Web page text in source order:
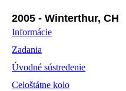
2005 - Winterthur, CH
Informácie
Zadania
Úvodné sústredenie
Celoštátne kolo